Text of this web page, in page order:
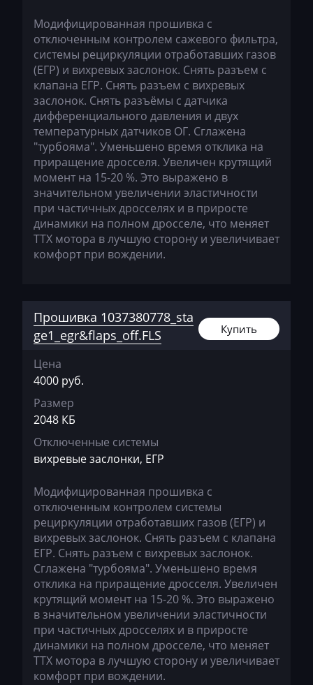
Higer
Hino
Hitachi
Honda
Hongqi
Howo
Huanghai
Hummer
Hyster
International
Iran Khodro
Isuzu
Iveco
Jac
Jaecoo
Jaguar
JCB
Jeep
Jetour
Jetta
JMC
JohnDeere
Kaiyi
Модифицированная прошивка c
отключенным контролем сажевого фильтра,
системы рециркуляции отработавших газов
(ЕГР) и вихревых заслонок. Снять разъем с
клапана ЕГР. Снять разъем с вихревых
заслонок. Снять разъёмы с датчика
дифференциального давления и двух
температурных датчиков ОГ. Сглажена
"турбояма". Уменьшено время отклика на
приращение дросселя. Увеличен крутящий
момент на 15-20 %. Это выражено в
значительном увеличении эластичности
при частичных дросселях и в приросте
динамики на полном дросселе, что меняет
ТТХ мотора в лучшую сторону и увеличивает
комфорт при вождении.
Прошивка 1037380778_sta
ge1_egr&flaps_off.FLS
Купить
Цена
4000 руб.
Размер
2048 КБ
Отключенные системы
вихревые заслонки, ЕГР
Модифицированная прошивка c
отключенным контролем системы
рециркуляции отработавших газов (ЕГР) и
вихревых заслонок. Снять разъем с клапана
ЕГР. Снять разъем с вихревых заслонок.
Сглажена "турбояма". Уменьшено время
отклика на приращение дросселя. Увеличен
крутящий момент на 15-20 %. Это выражено
в значительном увеличении эластичности
при частичных дросселях и в приросте
динамики на полном дросселе, что меняет
ТТХ мотора в лучшую сторону и увеличивает
комфорт при вождении.